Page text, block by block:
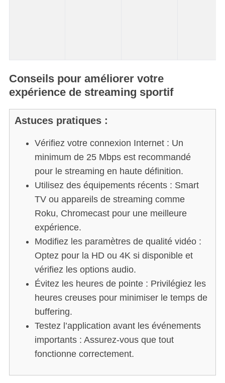
Conseils pour améliorer votre
expérience de streaming sportif
Astuces pratiques :
Vérifiez votre connexion Internet : Un
minimum de 25 Mbps est recommandé
pour le streaming en haute définition.
Utilisez des équipements récents : Smart
TV ou appareils de streaming comme
Roku, Chromecast pour une meilleure
expérience.
Modifiez les paramètres de qualité vidéo :
Optez pour la HD ou 4K si disponible et
vérifiez les options audio.
Évitez les heures de pointe : Privilégiez les
heures creuses pour minimiser le temps de
buffering.
Testez l’application avant les événements
importants : Assurez-vous que tout
fonctionne correctement.